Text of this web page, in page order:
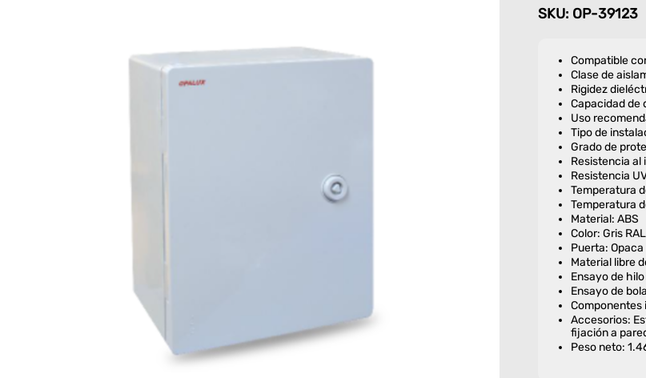
SKU: OP-39123
Compatible
Clase de
Rigidez
Capacidad de
Uso
Tipo de
Grado de
Resistencia al
Resistencia
Temperatura
Temperatura
Material: ABS
Color: Gris
Puerta: Opaca
Material libre
Ensayo de
Ensayo de
Componentes
Accesorios:
fijación a
Peso neto: